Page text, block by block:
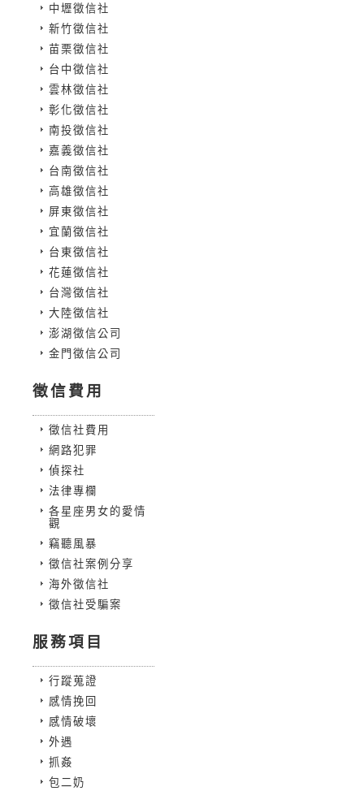
中壢徵信社
新竹徵信社
苗栗徵信社
台中徵信社
雲林徵信社
彰化徵信社
南投徵信社
嘉義徵信社
台南徵信社
高雄徵信社
屏東徵信社
宜蘭徵信社
台東徵信社
花蓮徵信社
台灣徵信社
大陸徵信社
澎湖徵信公司
金門徵信公司
徵信費用
徵信社費用
網路犯罪
偵探社
法律專欄
各星座男女的愛情
觀
竊聽風暴
徵信社案例分享
海外徵信社
徵信社受騙案
服務項目
行蹤蒐證
感情挽回
感情破壞
外遇
抓姦
包二奶